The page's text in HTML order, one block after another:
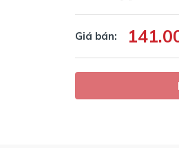
Giá bán: